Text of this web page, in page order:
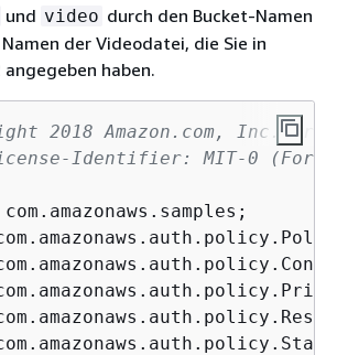
und video durch den Bucket-Namen
der Videodatei, die Sie in
haben.
2018 Amazon.com, Inc.
Identifier: MIT-0 (For